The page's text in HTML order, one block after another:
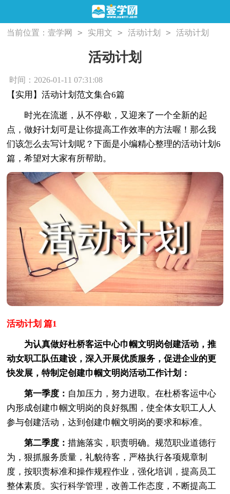
当前位置：壹学网 > 实用文 > 活动计划 > 活动计划
活动计划
时间：2026-01-11 07:31:08
【实用】活动计划范文集合6篇
时光在流逝，从不停歇，又迎来了一个全新的起
点，做好计划可是让你提高工作效率的方法喔！那么我
们该怎么去写计划呢？下面是小编精心整理的活动计划6
篇，希望对大家有所帮助。
活动计划 篇1
为认真做好杜桥客运中心巾帼文明岗创建活动，推
动女职工队伍建设，深入开展优质服务，促进企业的更
快发展，特制定创建巾帼文明岗活动工作计划：
第一季度： 自加压力，努力进取。在杜桥客运中心
内形成创建巾帼文明岗的良好氛围，使全体女职工人人
参与创建活动，达到创建巾帼文明岗的要求和标准。
第二季度：措施落实，职责明确。规范职业道德行
为，狠抓服务质量，礼貌待客，严格执行各项规章制
度，按职责标准和操作规程作业，强化培训，提高员工
整体素质。实行科学管理，改善工作态度，不断提高工